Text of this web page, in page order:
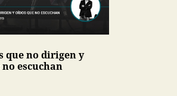
que no dirigen y
escuchan